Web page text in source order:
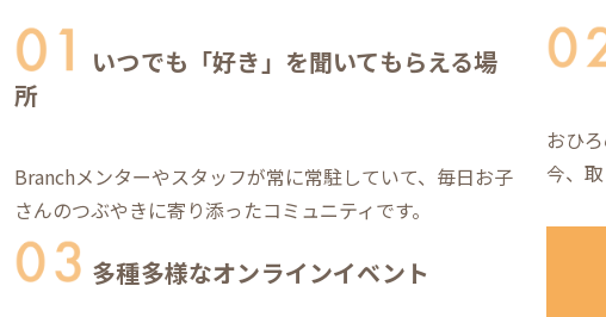
いつでも「好き」を聞いてもらえる場
所
Branchメンターやスタッフが常に常駐していて、毎日お子
さんのつぶやきに寄り添ったコミュニティです。
おひ
今、
多種多様なオンラインイベント